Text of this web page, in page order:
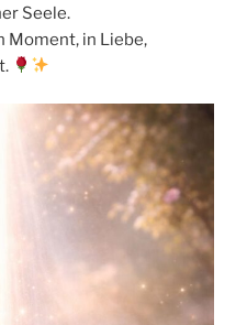
Seele.
Moment, in Liebe,